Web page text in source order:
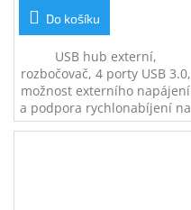
Do košíku
USB hub externí,
rozbočovač, 4 porty USB 3.0,
možnost externího napájení
a podpora rychlonabíjení na
všech portech, micro USB